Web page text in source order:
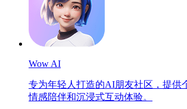
Wow AI
专为年轻人打造的AI朋友社区，提供
情感陪伴和沉浸式互动体验。